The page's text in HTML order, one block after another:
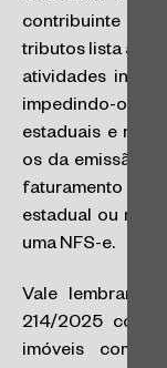
contribuinte do
tributos lista a
atividades
impedindo-os de
estaduais e
os da emissão
faturamento de
estadual ou
uma NFS-e.
Vale lembrar
214/2025
imóveis como